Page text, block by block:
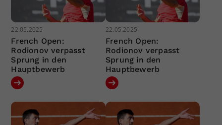
22.05.2025
French Open:
Rodionov verpasst
Sprung in den
Hauptbewerb
22.05.2025
French Open:
Rodionov verpasst
Sprung in den
Hauptbewerb